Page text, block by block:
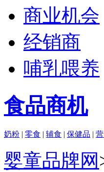
商业机会
经销商
哺乳喂养
食品商机
奶粉 | 零食 | 辅食 | 保健品 |
婴童品牌网